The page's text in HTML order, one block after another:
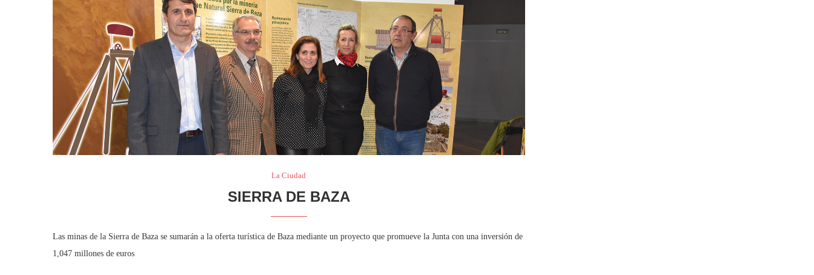
La Ciudad
SIERRA DE BAZA
Las minas de la Sierra de Baza se sumarán a la oferta turística de Baza mediante un proyecto que promueve la Junta con una inversión de
1,047 millones de euros